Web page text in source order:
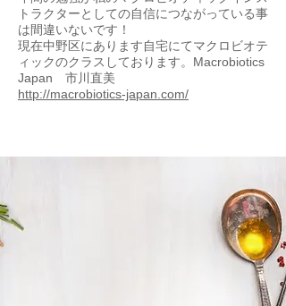
トラクターとしての自信につながっている事
は間違いないです！
現在中野区にあります自宅にてマクロビオテ
ィックのクラスしております。Macrobiotics
Japan 市川直美
http://macrobiotics-japan.com/